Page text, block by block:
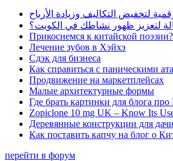
لتخفيض التكاليف وزيادة الأرباح
لتعزيز ظهور نشاطك في الكويت؟
Прикоснемся к китайской поэзии?
Лечение зубов в Хэйхэ
Сдэк для бизнеса
Как справиться с паническими
Продвижение на маркетплейсах
Малые архитектурные формы
Где брать картинки для блога
Zopiclone 10 mg UK – Know Its
Деревянные конструкции для дачи
Как поставить капчу на блог о
перейти в форум